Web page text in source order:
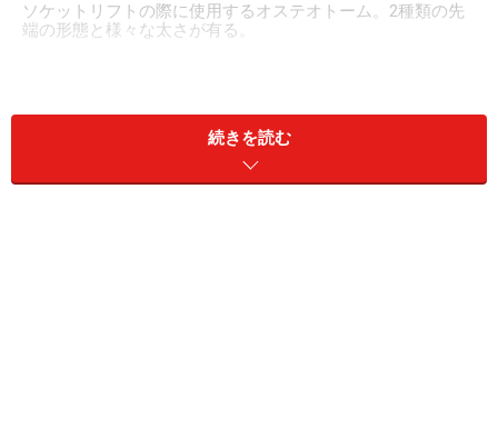
ソケットリフトの際に使用するオステオトーム。2種類の先
端の形態と様々な太さが有る。
と、軟らかい骨を押し広げる目的の
の2種類からなり、それを交互に使用します。また、オ
続きを読む